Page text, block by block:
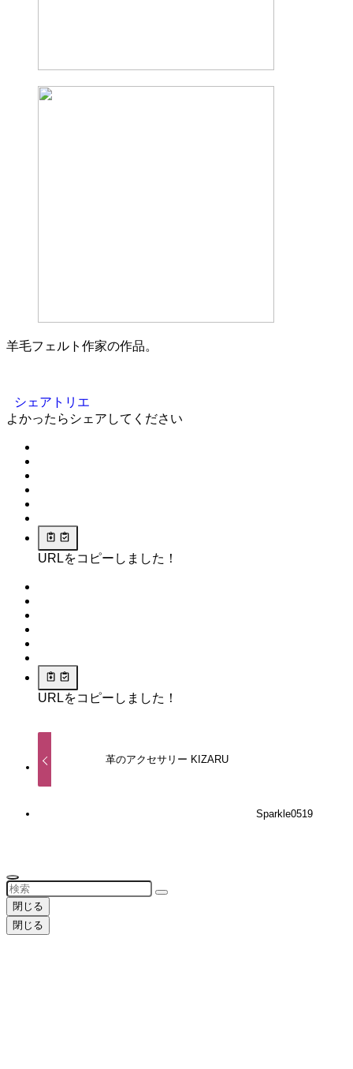
羊毛フェルト作家の作品。
シェアトリエ
よかったらシェアしてください
URLをコピーしました！
URLをコピーしました！
革のアクセサリー KIZARU
Sparkle0519
閉じる
閉じる